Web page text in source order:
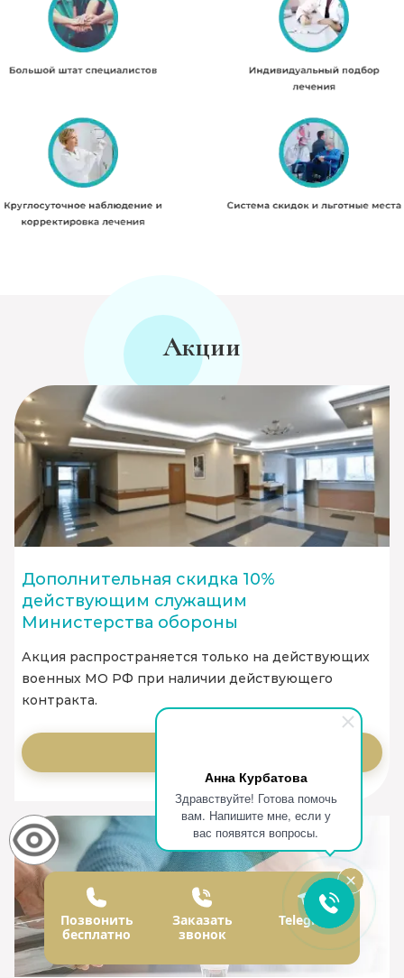
Анна Курбатова
Здравствуйте! Готова помочь
вам. Напишите мне, если у
вас появятся вопросы.
Акции
Дополнительная скидка 10%
действующим служащим
Министерства обороны
Акция распространяется только на действующих
военных МО РФ при наличии действующего
контракта.
Позвонить
бесплатно
Заказать
звонок
Telegram